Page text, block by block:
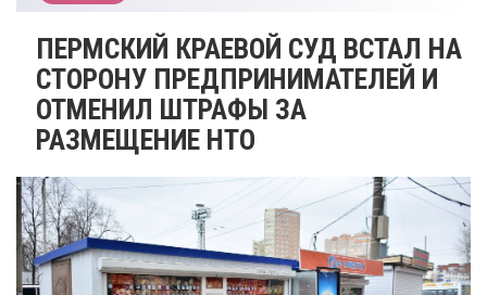
ПЕРМСКИЙ КРАЕВОЙ СУД ВСТАЛ НА
СТОРОНУ ПРЕДПРИНИМАТЕЛЕЙ И
ОТМЕНИЛ ШТРАФЫ ЗА
РАЗМЕЩЕНИЕ НТО